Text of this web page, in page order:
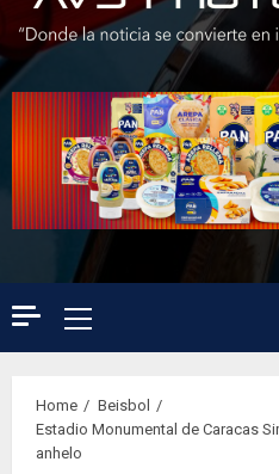
Primary
Menu
Home
Beisbol
Estadio Monumental de Caracas
anhelo